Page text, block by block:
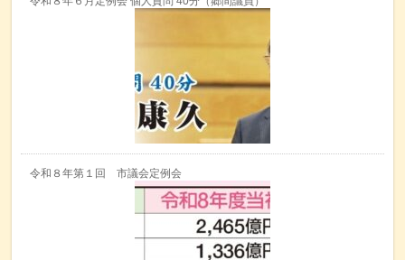
令和８年第１回 市議会定例会